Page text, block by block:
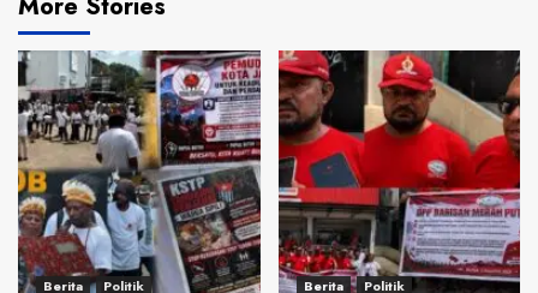
Berita Politik Berita Politik